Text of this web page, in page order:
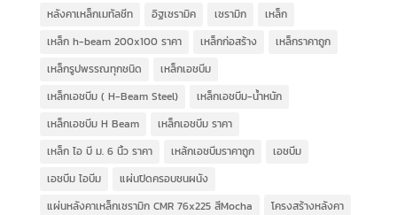
หลังคาเหล็กเมทัลชีท
อิฐเซรามิค เซรามิก
เหล็ก
เหล็ก h-beam 200x100 ราคา
เหล็กก่อสร้าง
เหล็กราคาถูก
เหล็กรูปพรรณทุกชนิด
เหล็กเอชบีม
เหล็กเอชบีม ( H-Beam Steel)
เหล็กเอชบีม-น้ำหนัก
เหล็กเอชบีม H Beam
เหล็กเอชบีม ราคา
เหล็ก ไอ บี ม. 6 นิ้ว ราคา
เหล้กเอชบีมราคาถูก
เอชบีม
เอชบีม ไอบีม
แผ่นปิดครอบชนผนัง
แผ่นหลังคาเหล็กเซรามิก CMR 76x225 สีMocha
โครงสร้างหลังคา